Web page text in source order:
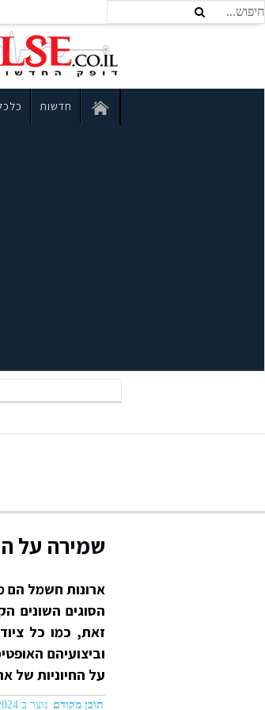
חדשות
שמירה על
ארונות חשמל הם
הסוגים השונים
זאת, כמו כל
וביצועיהם
על החיוניות של
תוכן מקודם נוצר ב 21.01.2024 03:01